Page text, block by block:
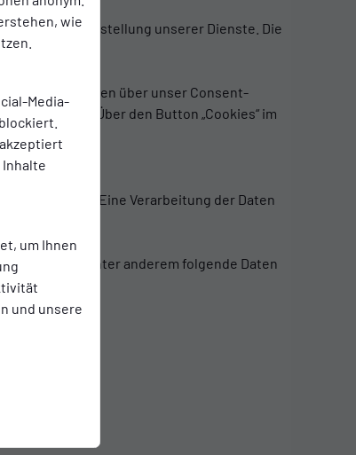
wie
Media-
um Ihnen
und unsere
Bereitstellung unserer Dienste. Die
Einwilligungen über unser Consent-
vornehmen. Über den Button „Cookies“ im
Server. Eine Verarbeitung der Daten
werden unter anderem folgende Daten